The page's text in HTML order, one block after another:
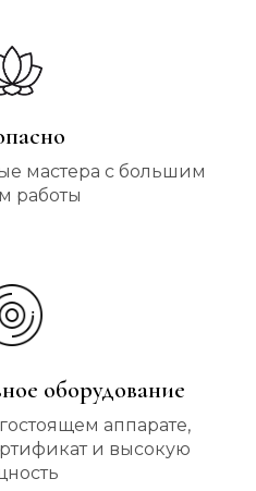
мастера с большим
работы
оборудование
аппарате,
и высокую